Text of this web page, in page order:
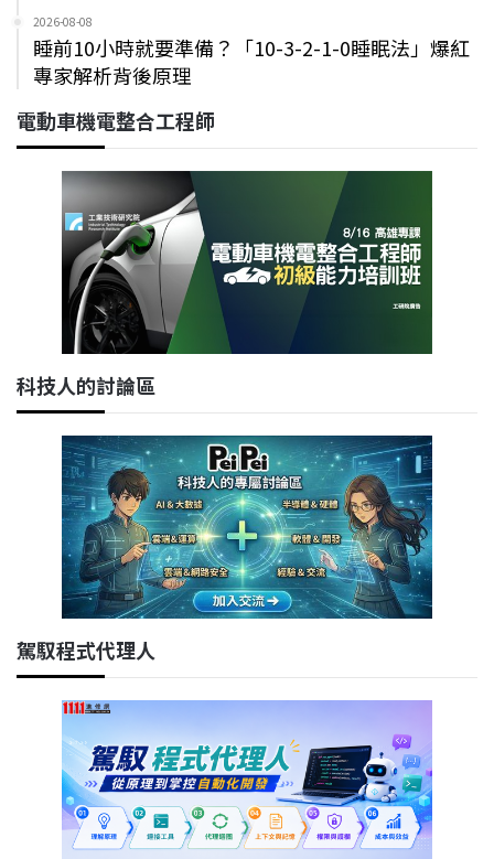
2026-08-08
睡前10小時就要準備？「10-3-2-1-0睡眠法」爆紅
專家解析背後原理
電動車機電整合工程師
科技人的討論區
駕馭程式代理人